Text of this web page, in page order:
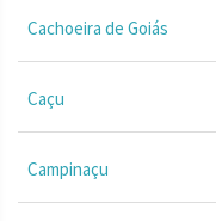
Cachoeira de Goiás
Caçu
Campinaçu